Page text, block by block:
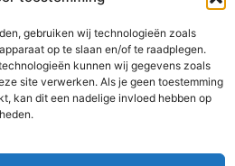
gebruiken wij technologieën zoals
op te slaan en/of te raadplegen.
kunnen wij gegevens zoals
site verwerken. Als je geen toestemming
kan dit een nadelige invloed hebben op
Uit De Media
weten voor betere SEO-resultaten
pak jij het slim en succesvol aan